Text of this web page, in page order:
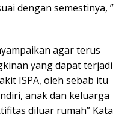
dengan semestinya, ”
agar terus
yang dapat terjadi
ISPA, oleh sebab itu
anak dan keluarga
diluar rumah” Kata